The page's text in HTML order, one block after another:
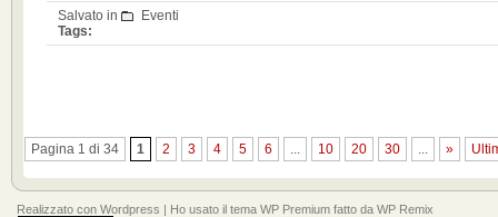
Salvato in
Eventi
Tags:
Pagina 1 di 34 1 2 3 4 5 6 ... 10 20 30 ... »
Realizzato con Wordpress | Ho usato il tema WP Premium fatto da WP Remix